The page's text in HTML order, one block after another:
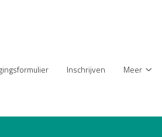
Inschrijven
Meer